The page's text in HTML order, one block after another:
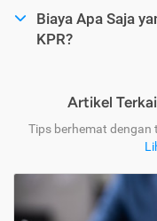
Biaya Apa Saja
KPR?
Artikel
Tips berhemat dengan